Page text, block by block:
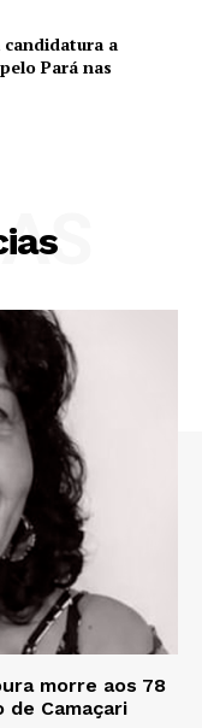
a
Pará nas
morre aos 78
de Camaçari